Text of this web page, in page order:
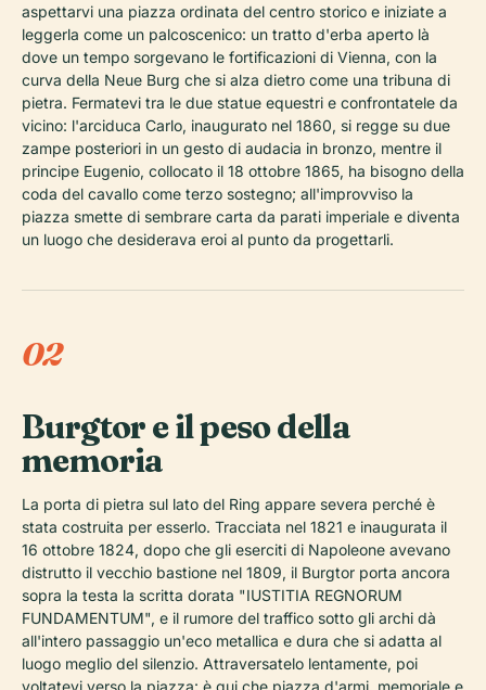
aspettarvi una piazza ordinata del centro storico e iniziate a
leggerla come un palcoscenico: un tratto d'erba aperto là
dove un tempo sorgevano le fortificazioni di Vienna, con la
curva della Neue Burg che si alza dietro come una tribuna di
pietra. Fermatevi tra le due statue equestri e confrontatele da
vicino: l'arciduca Carlo, inaugurato nel 1860, si regge su due
zampe posteriori in un gesto di audacia in bronzo, mentre il
principe Eugenio, collocato il 18 ottobre 1865, ha bisogno della
coda del cavallo come terzo sostegno; all'improvviso la
piazza smette di sembrare carta da parati imperiale e diventa
un luogo che desiderava eroi al punto da progettarli.
02
Burgtor e il peso della
memoria
La porta di pietra sul lato del Ring appare severa perché è
stata costruita per esserlo. Tracciata nel 1821 e inaugurata il
16 ottobre 1824, dopo che gli eserciti di Napoleone avevano
distrutto il vecchio bastione nel 1809, il Burgtor porta ancora
sopra la testa la scritta dorata "IUSTITIA REGNORUM
FUNDAMENTUM", e il rumore del traffico sotto gli archi dà
all'intero passaggio un'eco metallica e dura che si adatta al
luogo meglio del silenzio. Attraversatelo lentamente, poi
voltatevi verso la piazza: è qui che piazza d'armi, memoriale e